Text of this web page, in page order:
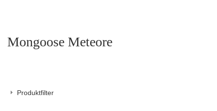
Mongoose Meteore
Produktfilter